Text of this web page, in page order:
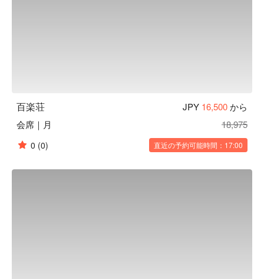
百楽荘 JPY 16,500から
会席｜月
18,975
0 (0) 直近の予約可能時間：17:00